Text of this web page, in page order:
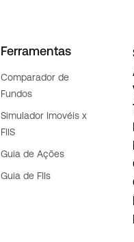
Ferramentas
Comparador de
Fundos
Simulador Imovéis x
FIIS
Guia de Ações
Guia de FIIs